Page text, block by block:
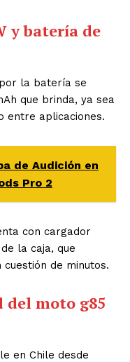
y batería de
la batería se
que brinda, ya sea
entre aplicaciones.
de Audición en
Pro 2
con cargador
la caja, que
de minutos.
del moto g85
en Chile desde